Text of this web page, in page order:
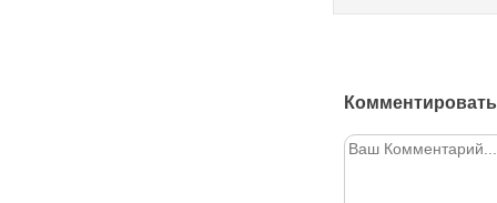
Комментировать